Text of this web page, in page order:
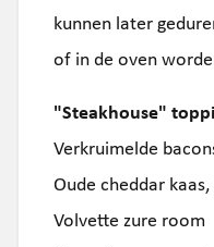
kunnen later
of in de oven
"Steakhouse"
Verkruimelde
Oude cheddar
Volvette zure room